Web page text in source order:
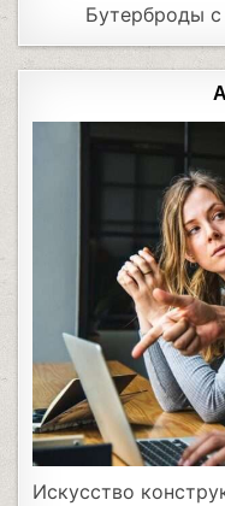
Бутерброды
Искусство